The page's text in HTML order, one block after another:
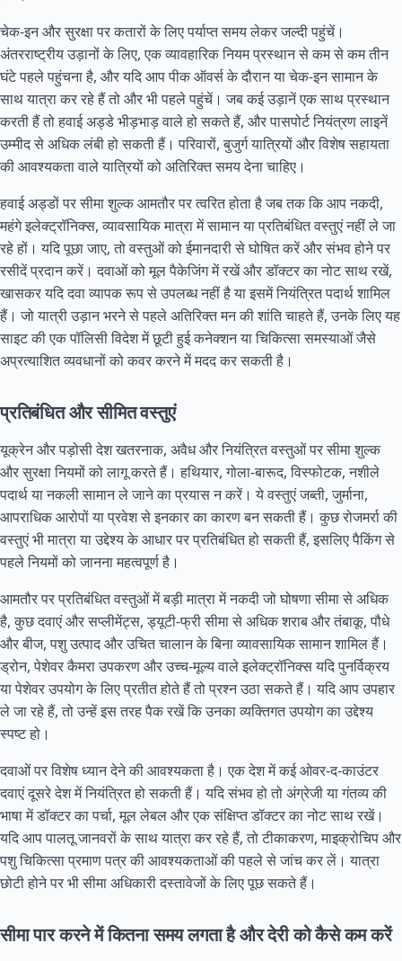
चेक-इन और सुरक्षा पर कतारों के लिए पर्याप्त समय लेकर जल्दी पहुंचें।
अंतरराष्ट्रीय उड़ानों के लिए, एक व्यावहारिक नियम प्रस्थान से कम से कम तीन
घंटे पहले पहुंचना है, और यदि आप पीक ऑवर्स के दौरान या चेक-इन सामान के
साथ यात्रा कर रहे हैं तो और भी पहले पहुंचें। जब कई उड़ानें एक साथ प्रस्थान
करती हैं तो हवाई अड्डे भीड़भाड़ वाले हो सकते हैं, और पासपोर्ट नियंत्रण लाइनें
उम्मीद से अधिक लंबी हो सकती हैं। परिवारों, बुजुर्ग यात्रियों और विशेष सहायता
की आवश्यकता वाले यात्रियों को अतिरिक्त समय देना चाहिए।
हवाई अड्डों पर सीमा शुल्क आमतौर पर त्वरित होता है जब तक कि आप नकदी,
महंगे इलेक्ट्रॉनिक्स, व्यावसायिक मात्रा में सामान या प्रतिबंधित वस्तुएं नहीं ले जा
रहे हों। यदि पूछा जाए, तो वस्तुओं को ईमानदारी से घोषित करें और संभव होने पर
रसीदें प्रदान करें। दवाओं को मूल पैकेजिंग में रखें और डॉक्टर का नोट साथ रखें,
खासकर यदि दवा व्यापक रूप से उपलब्ध नहीं है या इसमें नियंत्रित पदार्थ शामिल
हैं। जो यात्री उड़ान भरने से पहले अतिरिक्त मन की शांति चाहते हैं, उनके लिए यह
साइट की एक पॉलिसी विदेश में छूटी हुई कनेक्शन या चिकित्सा समस्याओं जैसे
अप्रत्याशित व्यवधानों को कवर करने में मदद कर सकती है।
प्रतिबंधित और सीमित वस्तुएं
यूक्रेन और पड़ोसी देश खतरनाक, अवैध और नियंत्रित वस्तुओं पर सीमा शुल्क
और सुरक्षा नियमों को लागू करते हैं। हथियार, गोला-बारूद, विस्फोटक, नशीले
पदार्थ या नकली सामान ले जाने का प्रयास न करें। ये वस्तुएं जब्ती, जुर्माना,
आपराधिक आरोपों या प्रवेश से इनकार का कारण बन सकती हैं। कुछ रोजमर्रा की
वस्तुएं भी मात्रा या उद्देश्य के आधार पर प्रतिबंधित हो सकती हैं, इसलिए पैकिंग से
पहले नियमों को जानना महत्वपूर्ण है।
आमतौर पर प्रतिबंधित वस्तुओं में बड़ी मात्रा में नकदी जो घोषणा सीमा से अधिक
है, कुछ दवाएं और सप्लीमेंट्स, ड्यूटी-फ्री सीमा से अधिक शराब और तंबाकू, पौधे
और बीज, पशु उत्पाद और उचित चालान के बिना व्यावसायिक सामान शामिल हैं।
ड्रोन, पेशेवर कैमरा उपकरण और उच्च-मूल्य वाले इलेक्ट्रॉनिक्स यदि पुनर्विक्रय
या पेशेवर उपयोग के लिए प्रतीत होते हैं तो प्रश्न उठा सकते हैं। यदि आप उपहार
ले जा रहे हैं, तो उन्हें इस तरह पैक रखें कि उनका व्यक्तिगत उपयोग का उद्देश्य
स्पष्ट हो।
दवाओं पर विशेष ध्यान देने की आवश्यकता है। एक देश में कई ओवर-द-काउंटर
दवाएं दूसरे देश में नियंत्रित हो सकती हैं। यदि संभव हो तो अंग्रेजी या गंतव्य की
भाषा में डॉक्टर का पर्चा, मूल लेबल और एक संक्षिप्त डॉक्टर का नोट साथ रखें।
यदि आप पालतू जानवरों के साथ यात्रा कर रहे हैं, तो टीकाकरण, माइक्रोचिप और
पशु चिकित्सा प्रमाण पत्र की आवश्यकताओं की पहले से जांच कर लें। यात्रा
छोटी होने पर भी सीमा अधिकारी दस्तावेजों के लिए पूछ सकते हैं।
सीमा पार करने में कितना समय लगता है और देरी को कैसे कम करें